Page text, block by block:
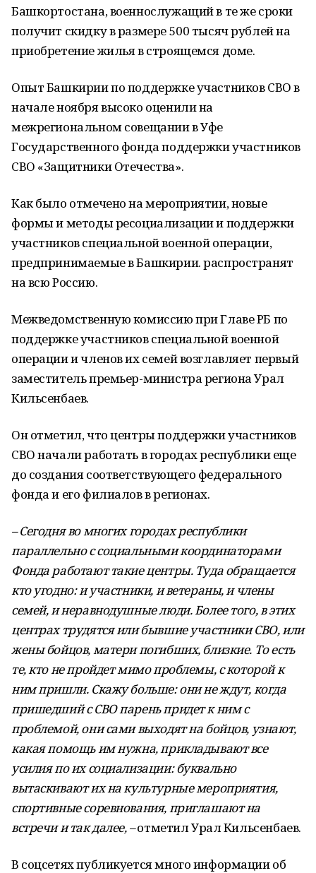
Башкортостана, военнослужащий в те же сроки
получит скидку в размере 500 тысяч рублей на
приобретение жилья в строящемся доме.
Опыт Башкирии по поддержке участников СВО в
начале ноября высоко оценили на
межрегиональном совещании в Уфе
Государственного фонда поддержки участников
СВО «Защитники Отечества».
Как было отмечено на мероприятии, новые
формы и методы ресоциализации и поддержки
участников специальной военной операции,
предпринимаемые в Башкирии. распространят
на всю Россию.
Межведомственную комиссию при Главе РБ по
поддержке участников специальной военной
операции и членов их семей возглавляет первый
заместитель премьер-министра региона Урал
Кильсенбаев.
Он отметил, что центры поддержки участников
СВО начали работать в городах республики еще
до создания соответствующего федерального
фонда и его филиалов в регионах.
– Сегодня во многих городах республики
параллельно с социальными координаторами
Фонда работают такие центры. Туда обращается
кто угодно: и участники, и ветераны, и члены
семей, и неравнодушные люди. Более того, в этих
центрах трудятся или бывшие участники СВО, или
жены бойцов, матери погибших, близкие. То есть
те, кто не пройдет мимо проблемы, с которой к
ним пришли. Скажу больше: они не ждут, когда
пришедший с СВО парень придет к ним с
проблемой, они сами выходят на бойцов, узнают,
какая помощь им нужна, прикладывают все
усилия по их социализации: буквально
вытаскивают их на культурные мероприятия,
спортивные соревнования, приглашают на
встречи и так далее,–отметил Урал Кильсенбаев.
В соцсетях публикуется много информации об